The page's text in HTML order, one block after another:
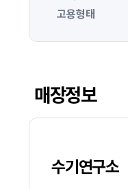
고용형태
매장정보
수기연구소